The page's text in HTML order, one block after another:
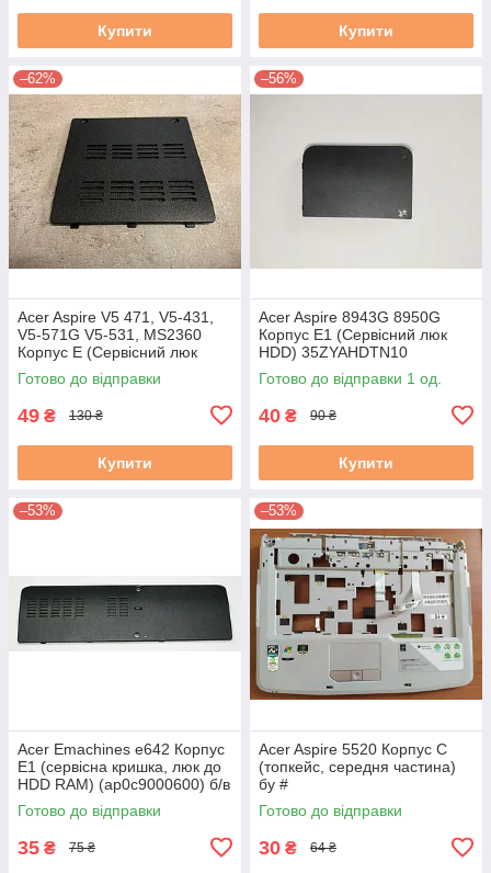
Купити Купити
–62%
Acer Aspire V5 471, V5-431,
V5-571G V5-531, MS2360
Корпус E (Сервісний люк
ОЗУ) 60.4vm58.001 #
Готово до відправки
49 ₴ 130 ₴
Купити
–56%
Acer Aspire 8943G 8950G
Корпус E1 (Сервісний люк
HDD) 35ZYAHDTN10
ZYE35ZYAHDTN10
Готово до відправки 1 од.
40 ₴ 90 ₴
Купити
–53%
Acer Emachines e642 Корпус
E1 (сервісна кришка, люк до
HDD RAM) (ap0c9000600) б/в
#
Готово до відправки
35 ₴ 75 ₴
–53%
Acer Aspire 5520 Корпус C
(топкейс, середня частина)
бу #
Готово до відправки
30 ₴ 64 ₴